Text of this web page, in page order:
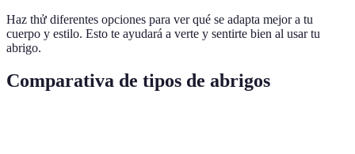
Haz thử diferentes opciones para ver qué se adapta mejor a tu
cuerpo y estilo. Esto te ayudará a verte y sentirte bien al usar tu
abrigo.
Comparativa de tipos de abrigos